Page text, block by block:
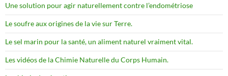
Une solution pour agir naturellement contre l’endométriose
Le soufre aux origines de la vie sur Terre.
Le sel marin pour la santé, un aliment naturel vraiment vital.
Les vidéos de la Chimie Naturelle du Corps Humain.